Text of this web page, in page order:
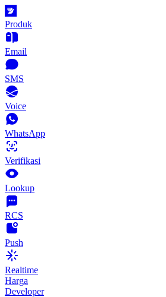
Produk
Email
SMS
Voice
WhatsApp
Verifikasi
Lookup
RCS
Push
Realtime
Harga
Developer